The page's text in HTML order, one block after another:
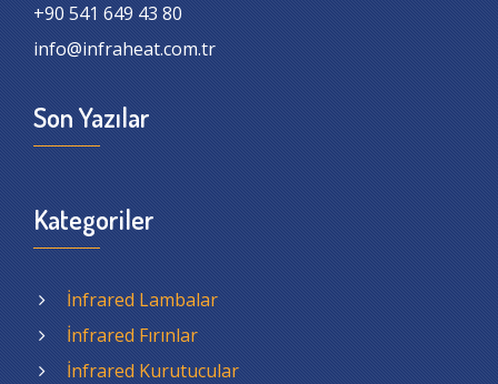
+90 541 649 43 80
info@infraheat.com.tr
Son Yazılar
Kategoriler
İnfrared Lambalar
İnfrared Fırınlar
İnfrared Kurutucular